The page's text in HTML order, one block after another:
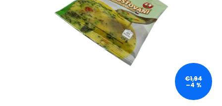
€1,94
–4 %